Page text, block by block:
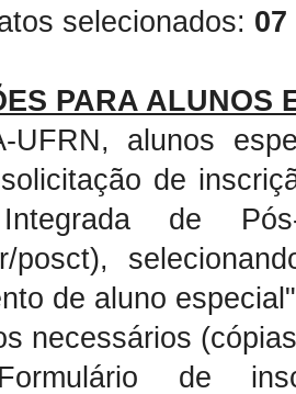
selecionados:
PARA ALUNOS
UFRN, alunos
de
de
posct),
de aluno
necessários
de